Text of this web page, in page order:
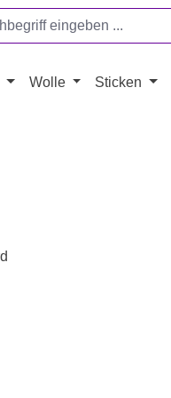
Wolle Sticken